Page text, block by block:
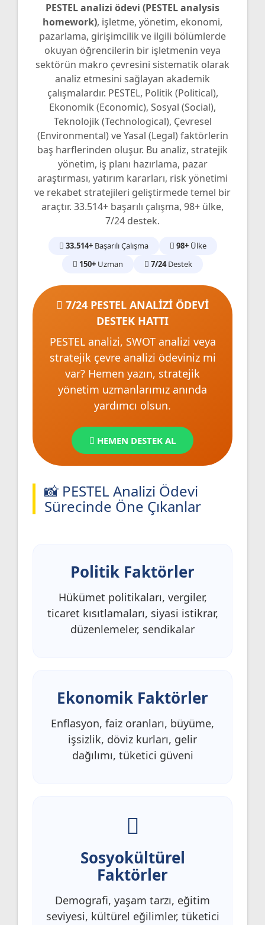
PESTEL analizi ödevi (PESTEL analysis
homework), işletme, yönetim, ekonomi,
pazarlama, girişimcilik ve ilgili bölümlerde
okuyan öğrencilerin bir işletmenin veya
sektörün makro çevresini sistematik olarak
analiz etmesini sağlayan akademik
çalışmalardır. PESTEL, Politik (Political),
Ekonomik (Economic), Sosyal (Social),
Teknolojik (Technological), Çevresel
(Environmental) ve Yasal (Legal) faktörlerin
baş harflerinden oluşur. Bu analiz, stratejik
yönetim, iş planı hazırlama, pazar
araştırması, yatırım kararları, risk yönetimi
ve rekabet stratejileri geliştirmede temel bir
araçtır. 33.514+ başarılı çalışma, 98+ ülke,
7/24 destek.
33.514+Başarılı Çalışma 98+Ülke
150+ Uzman 7/24Destek
7/24 PESTEL ANALİZİ ÖDEVİ
DESTEK HATTI
PESTEL analizi, SWOT analizi veya
stratejik çevre analizi ödeviniz mi
var? Hemen yazın, stratejik
yönetim uzmanlarımız anında
yardımcı olsun.
HEMEN DESTEK AL
📸 PESTEL Analizi Ödevi
Sürecinde Öne Çıkanlar
Politik Faktörler
Hükümet politikaları, vergiler,
ticaret kısıtlamaları, siyasi istikrar,
düzenlemeler, sendikalar
Ekonomik Faktörler
Enflasyon, faiz oranları, büyüme,
işsizlik, döviz kurları, gelir
dağılımı, tüketici güveni
Sosyokültürel
Faktörler
Demografi, yaşam tarzı, eğitim
seviyesi, kültürel eğilimler, tüketici